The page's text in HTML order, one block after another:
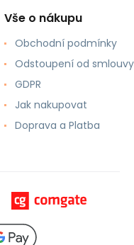
Vše o nákupu
Obchodní podmínky
Odstoupení od smlouvy
GDPR
Jak nakupovat
Doprava a Platba